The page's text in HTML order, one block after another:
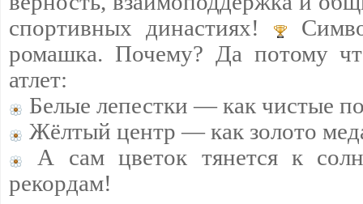
спортивных династиях!
ромашка. Почему? Да потому
атлет:
Белые лепестки — как чистые
Жёлтый центр — как золото
А сам цветок тянется к
рекордам!